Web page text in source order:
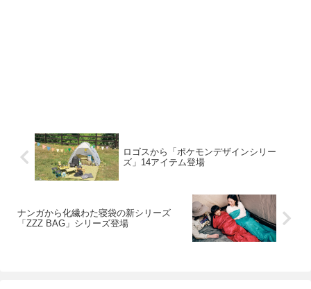
ロゴスから「ポケモンデザインシリー
ズ」14アイテム登場
ナンガから化繊わた寝袋の新シリーズ
「ZZZ BAG」シリーズ登場